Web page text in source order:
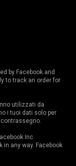
by Facebook and
to track an order for
utilizzati da
i tuoi dati solo per
Inc.
in any way. Facebook